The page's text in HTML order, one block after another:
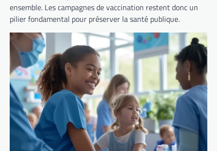
ensemble. Les campagnes de vaccination restent donc un
pilier fondamental pour préserver la santé publique.